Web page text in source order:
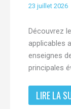
23 juillet 2026
Découvrez
applicables
enseignes
principales
LIRE LA